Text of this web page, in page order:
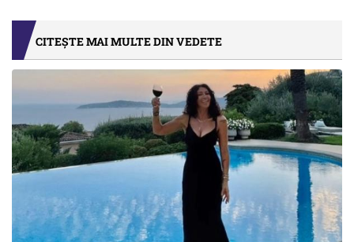
CITEȘTE MAI MULTE DIN VEDETE